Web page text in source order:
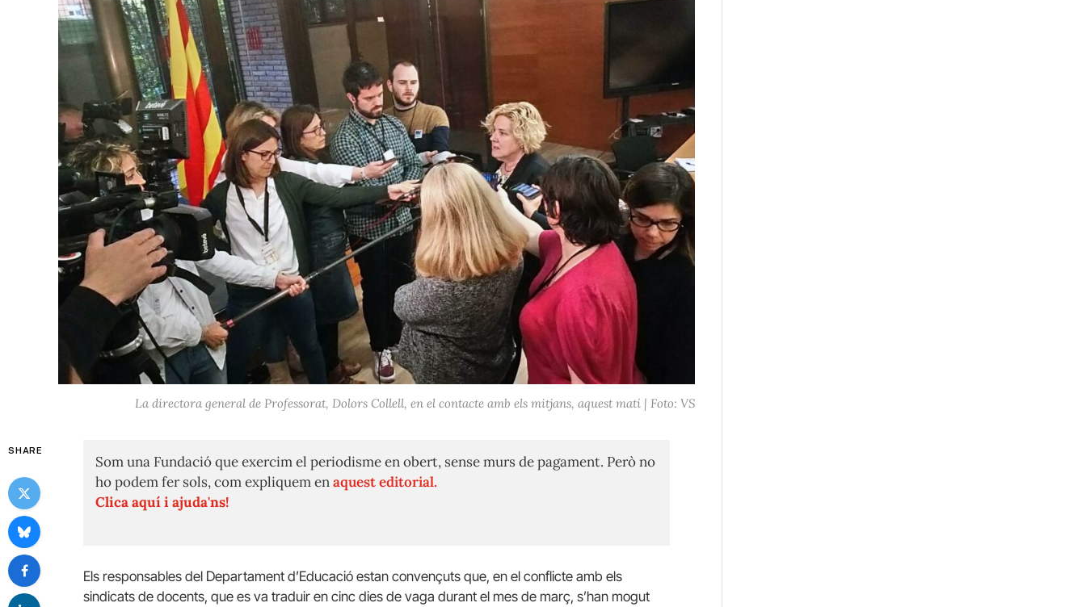
La directora general de Professorat, Dolors Collell, en el contacte amb els mitjans, aquest matí | Foto: VS
SHARE
Som una Fundació que exercim el periodisme en obert, sense murs de pagament. Però no
ho podem fer sols, com expliquem enaquest editorial.
Clica aquí i ajuda'ns!
Els responsables del Departament d’Educació estan convençuts que, en el conflicte amb els
sindicats de docents, que es va traduir en cinc dies de vaga durant el mes de març, s’han mogut